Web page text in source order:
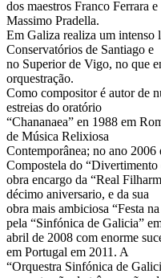
dos maestros Franco Ferrara e
Massimo Pradella.
Em Galiza realiza um intenso
Conservatórios de Santiago e
no Superior de Vigo, no que
orquestração.
Como compositor é autor de
estreias do oratório
“Chananaea” en 1988 em
de Música Relixiosa
Contemporânea; no ano
Compostela do
obra encargo da “Real
décimo aniversario, e da sua
obra mais ambiciosa “Festa
pela “Sinfónica de Galicia”
abril de 2008 com enorme
em Portugal em 2011. A
“Orquestra Sinfónica de